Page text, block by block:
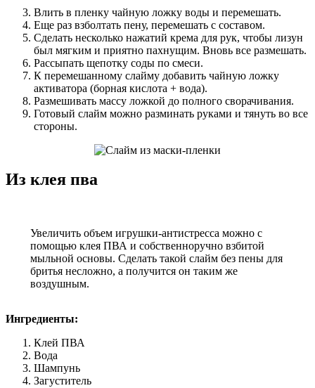
Влить в пленку чайную ложку воды и перемешать.
Еще раз взболтать пену, перемешать с составом.
Сделать несколько нажатий крема для рук, чтобы лизун
был мягким и приятно пахнущим. Вновь все размешать.
Рассыпать щепотку соды по смеси.
К перемешанному слайму добавить чайную ложку
активатора (борная кислота + вода).
Размешивать массу ложкой до полного сворачивания.
Готовый слайм можно разминать руками и тянуть во все
стороны.
Из клея пва
Увеличить объем игрушки-антистресса можно с
помощью клея ПВА и собственноручно взбитой
мыльной основы. Сделать такой слайм без пены для
бритья несложно, а получится он таким же
воздушным.
Ингредиенты:
Клей ПВА
Вода
Шампунь
Загуститель